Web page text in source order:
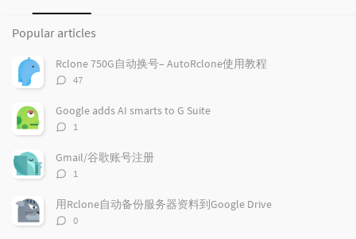
P
p
u
l
a
r
a
r
t
i
l
e
e
c
t
Popular articles
Rclone 750G自动换号– AutoRclone使用教程
评
数：
47
Google adds AI smarts to G Suite
评
数：
1
Gmail/谷歌账号注册
评
数：
1
用Rclone自动备份服务器资料到Google Drive
评
0